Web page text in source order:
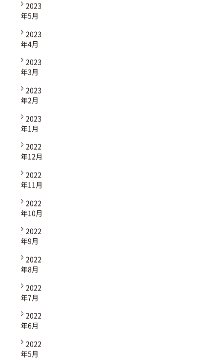
2023
年5月
2023
年4月
2023
年3月
2023
年2月
2023
年1月
2022
年12月
2022
年11月
2022
年10月
2022
年9月
2022
年8月
2022
年7月
2022
年6月
2022
年5月